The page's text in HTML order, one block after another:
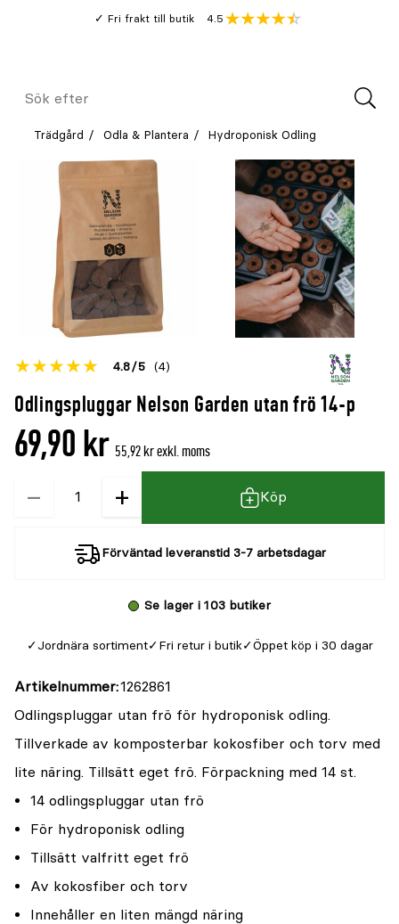
Fri frakt till butik
Genomsnitt
4.5
Meny
Sök
Trädgård Odla & Plantera Hydroponisk Odling
Odlingspluggar Nelson Garden utan frö 14-p
Betyget
denna
{0}
4.8 5 (4)
Öppna
recensioner
69,90 kr 55,92 kr exkl. moms
−
Kvantitet + Köp
Förväntad leveranstid 3-7 arbetsdagar
Se lager i 103 butiker
Jordnära sortiment Fri retur i butik Öppet köp i 30 dagar
Artikelnummer 1262861
Odlingspluggar utan frö för hydroponisk odling.
Tillverkade av komposterbar kokosfiber och torv med
lite näring. Tillsätt eget frö. Förpackning med 14 st.
14 odlingspluggar utan frö
För hydroponisk odling
Tillsätt valfritt eget frö
Av kokosfiber och torv
Innehåller en liten mängd näring